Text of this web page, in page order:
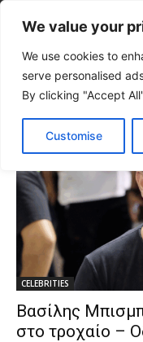
We value your
We use cookies to
serve personalised
By clicking "Accept
Customise
Tags αποκαλύψεις
Tag:
CELEBRITIES
Βασίλης
στο τροχαίο –